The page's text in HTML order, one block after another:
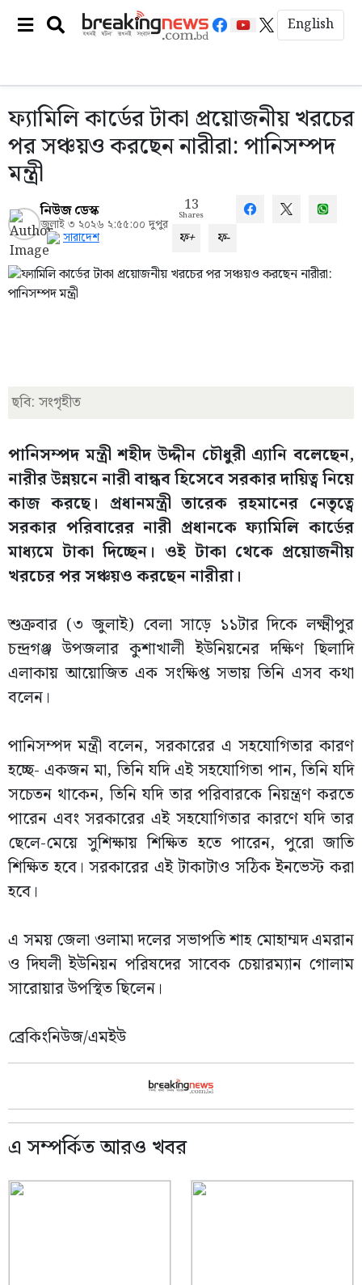
English
ফ্যামিলি কার্ডের টাকা প্রয়োজনীয় খরচের
পর সঞ্চয়ও করছেন নারীরা: পানিসম্পদ
মন্ত্রী
নিউজ ডেস্ক
জুলাই ৩ ২০২৬ ২:৫৫:০০ দুপুর
সারাদেশ
13
Shares
ফ+ ফ-
ছবি: সংগৃহীত
পানিসম্পদ মন্ত্রী শহীদ উদ্দীন চৌধুরী এ্যানি বলেছেন,
নারীর উন্নয়নে নারী বান্ধব হিসেবে সরকার দায়িত্ব নিয়ে
কাজ করছে। প্রধানমন্ত্রী তারেক রহমানের নেতৃত্বে
সরকার পরিবারের নারী প্রধানকে ফ্যামিলি কার্ডের
মাধ্যমে টাকা দিচ্ছেন। ওই টাকা থেকে প্রয়োজনীয়
খরচের পর সঞ্চয়ও করছেন নারীরা।
শুক্রবার (৩ জুলাই) বেলা সাড়ে ১১টার দিকে লক্ষ্মীপুর
চন্দ্রগঞ্জ উপজলার কুশাখালী ইউনিয়নের দক্ষিণ ছিলাদি
এলাকায় আয়োজিত এক সংক্ষিপ্ত সভায় তিনি এসব কথা
বলেন।
পানিসম্পদ মন্ত্রী বলেন, সরকারের এ সহযোগিতার কারণ
হচ্ছে- একজন মা, তিনি যদি এই সহযোগিতা পান, তিনি যদি
সচেতন থাকেন, তিনি যদি তার পরিবারকে নিয়ন্ত্রণ করতে
পারেন এবং সরকারের এই সহযোগিতার কারণে যদি তার
ছেলে-মেয়ে সুশিক্ষায় শিক্ষিত হতে পারেন, পুরো জাতি
শিক্ষিত হবে। সরকারের এই টাকাটাও সঠিক ইনভেস্ট করা
হবে।
এ সময় জেলা ওলামা দলের সভাপতি শাহ মোহাম্মদ এমরান
ও দিঘলী ইউনিয়ন পরিষদের সাবেক চেয়ারম্যান গোলাম
সারোয়ার উপস্থিত ছিলেন।
ব্রেকিংনিউজ/এমইউ
এ সম্পর্কিত আরও খবর